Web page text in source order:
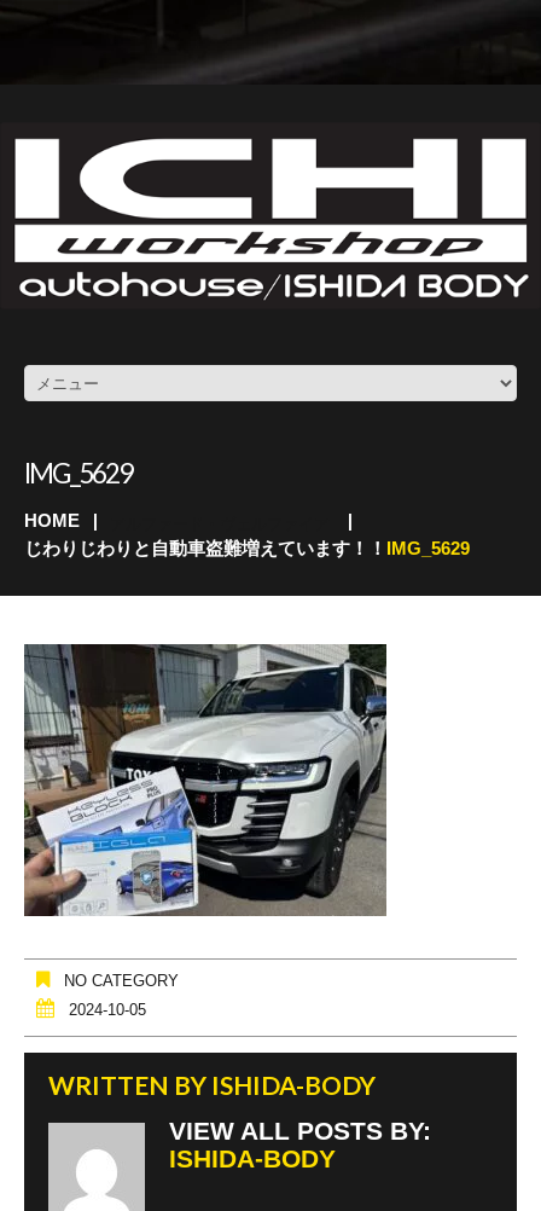
IMG_5629
HOME
じわりじわりと自動車盗難増えています！！ IMG_5629
NO CATEGORY
2024-10-05
WRITTEN BY ISHIDA-BODY
VIEW ALL POSTS BY:
ISHIDA-BODY